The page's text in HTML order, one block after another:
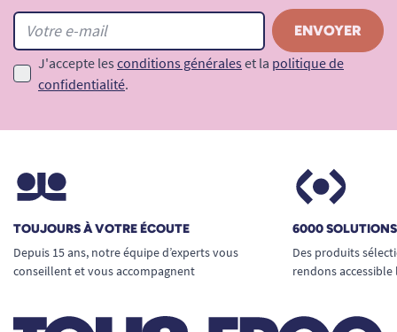
J'accepte les conditions générales et la politique de
confidentialité.
TOUJOURS À VOTRE ÉCOUTE
Depuis 15 ans, notre équipe d’experts vous
conseillent et vous accompagnent
6000
Des produits
rendons